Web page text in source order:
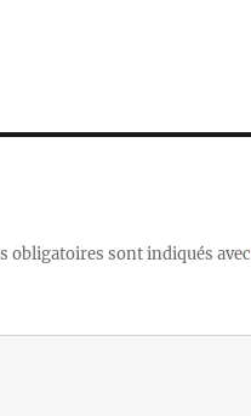
obligatoires sont indiqués avec